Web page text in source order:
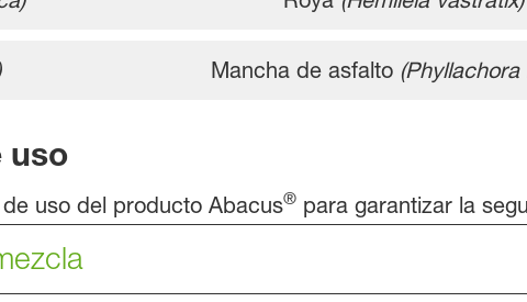
Mancha de asfalto
uso
uso del producto Abacus®para garantizar la